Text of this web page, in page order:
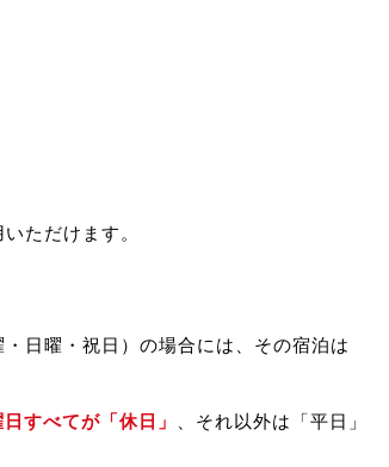
ただけます。
日曜・祝日）の場合には、その宿泊は
すべてが「休日」
、それ以外は「平日」